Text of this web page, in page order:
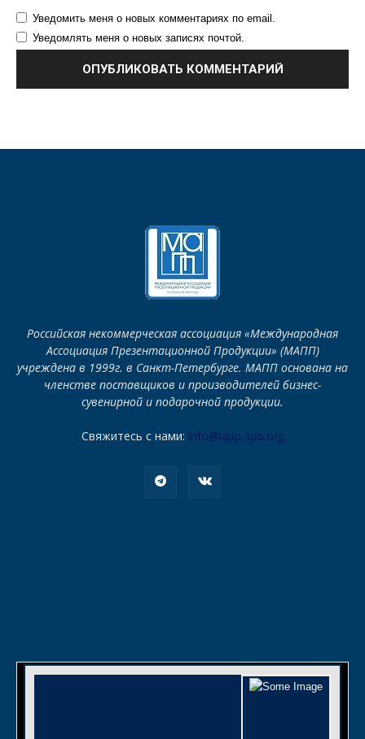
Уведомить меня о новых комментариях по email.
Уведомлять меня о новых записях почтой.
Российская некоммерческая ассоциация «Международная
Ассоциация Презентационной Продукции» (МАПП)
учреждена в 1999г. в Санкт-Петербурге. МАПП основана на
членстве поставщиков и производителей бизнес-
сувенирной и подарочной продукции.
Свяжитесь с нами: info@iapp-spb.org